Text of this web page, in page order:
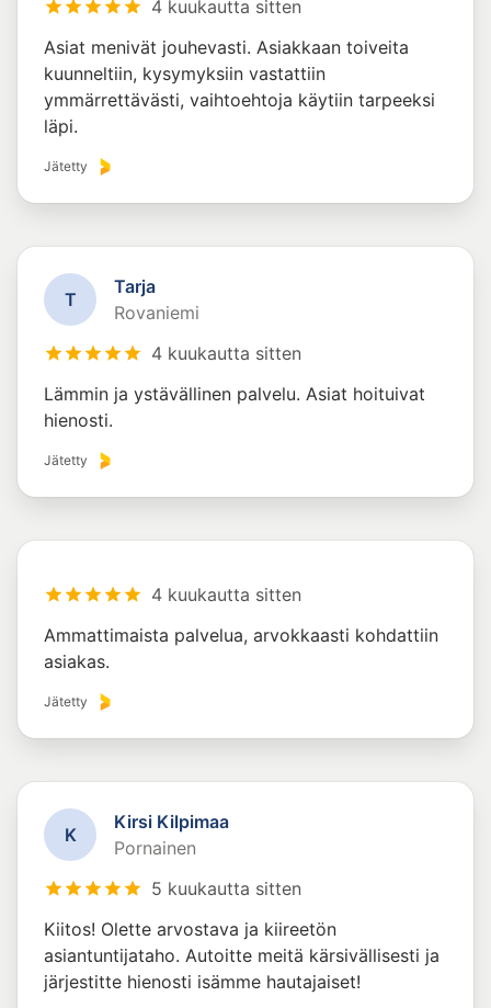
4 kuukautta sitten
Asiat menivät jouhevasti. Asiakkaan toiveita
kuunneltiin, kysymyksiin vastattiin
ymmärrettävästi, vaihtoehtoja käytiin tarpeeksi
läpi.
Jätetty
T
Tarja
Rovaniemi
4 kuukautta sitten
Lämmin ja ystävällinen palvelu. Asiat hoituivat
hienosti.
Jätetty
4 kuukautta sitten
Ammattimaista palvelua, arvokkaasti kohdattiin
asiakas.
Jätetty
K
Kirsi Kilpimaa
Pornainen
5 kuukautta sitten
Kiitos! Olette arvostava ja kiireetön
asiantuntijataho. Autoitte meitä kärsivällisesti ja
järjestitte hienosti isämme hautajaiset!